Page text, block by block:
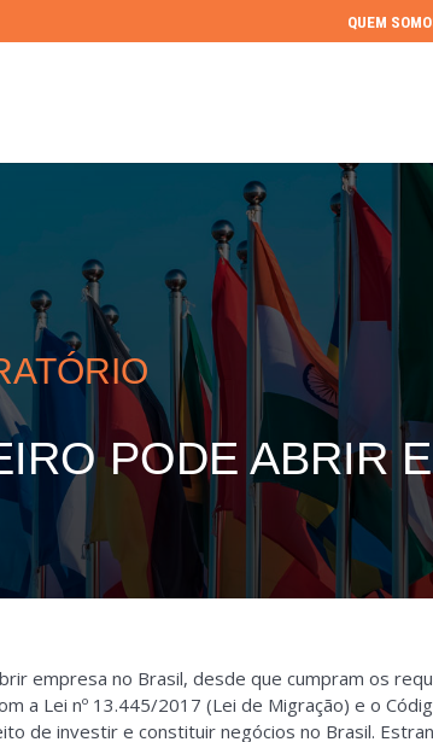
QUEM
PODE ABRIR
empresa no Brasil, desde que cumpram os
a Lei nº 13.445/2017 (Lei de Migração) e o
de investir e constituir negócios no Brasil.